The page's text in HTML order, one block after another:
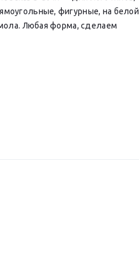
фигурные, на белой
Любая форма, сделаем